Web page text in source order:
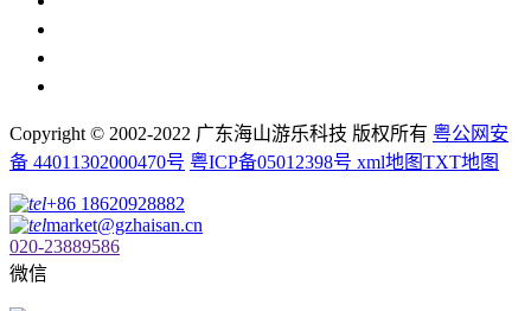
Copyright © 2002-2022 广东海山游乐科技 版权所有 粤公网安
备 44011302000470号 粤ICP备05012398号 xml地图TXT地图
+86 18620928882
market@gzhaisan.cn
020-23889586
微信